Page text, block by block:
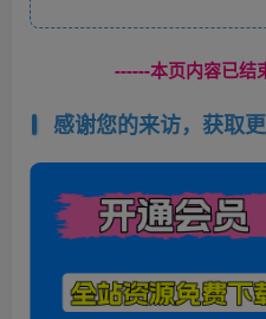
------本页内容已结
感谢您的来访，获取